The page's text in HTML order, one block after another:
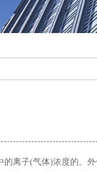
离子(气体)浓度的。